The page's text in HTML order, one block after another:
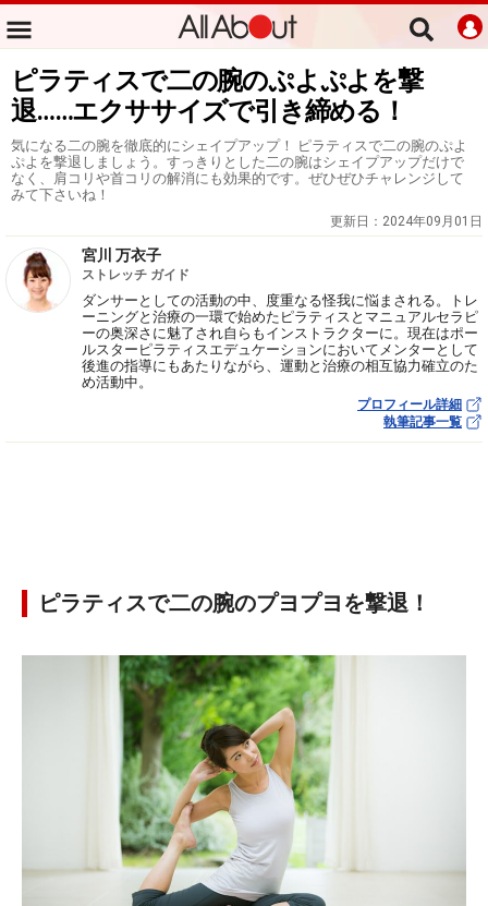
ピラティスで二の腕のぷよぷよを撃
退……エクササイズで引き締める！
気になる二の腕を徹底的にシェイプアップ！ ピラティスで二の腕のぷよ
ぷよを撃退しましょう。すっきりとした二の腕はシェイプアップだけで
なく、肩コリや首コリの解消にも効果的です。ぜひぜひチャレンジして
みて下さいね！
更新日： 2024年09月01日
宮川 万衣子
ストレッチ ガイド
ダンサーとしての活動の中、度重なる怪我に悩まされる。トレ
ーニングと治療の一環で始めたピラティスとマニュアルセラピ
ーの奥深さに魅了され自らもインストラクターに。現在はポー
ルスターピラティスエデュケーションにおいてメンターとして
後進の指導にもあたりながら、運動と治療の相互協力確立のた
め活動中。
プロフィール詳細
執筆記事一覧
ピラティスで二の腕のプヨプヨを撃退！